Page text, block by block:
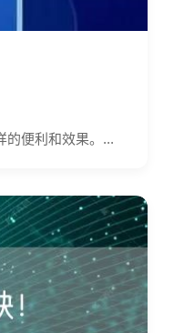
的便利和效果。...